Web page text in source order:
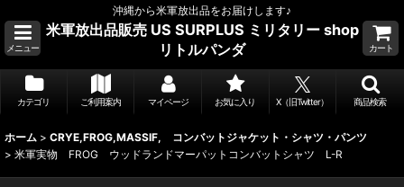
沖縄から米軍放出品をお届けします♪
メニュー
米軍放出品販売 US SURPLUS ミリタリー shop
リトルパンダ
カート
カテゴリ ご利用案内 マイページ お気に入り X（旧Twitter） 商品検索
ホーム > CRYE,FROG,MASSIF, コンバットジャケット・シャツ・パンツ
> 米軍実物 FROG ウッドランドマーパットコンバットシャツ L-R